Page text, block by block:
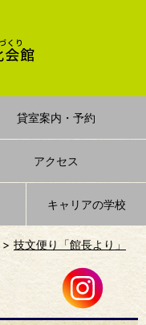
貸室案内・予約
キャリアの学校
アクセス
技文便り「館長より」